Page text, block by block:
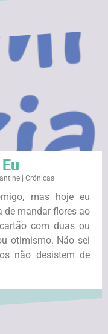
Crônicas
mas hoje eu
de mandar flores ao
com duas ou
otimismo. Não sei
não desistem de